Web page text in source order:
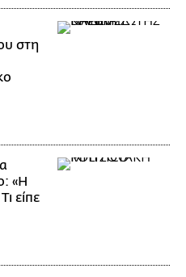
στη
«Η
είπε